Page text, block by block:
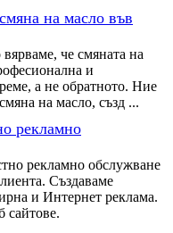
на масло във
че смяната на
и
а не обратното. Ние
на масло, създ ...
рекламно
рекламно обслужване
Създаваме
и Интернет реклама.
сайтове.